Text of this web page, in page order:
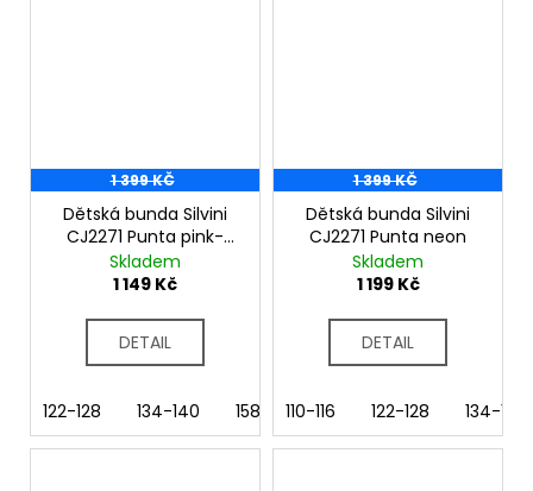
1 399 KČ
Dětská bunda Silvini
CJ2271 Punta pink-
plum
Skladem
1 149 Kč
DETAIL
122-128 134-140 158-164
1 399 KČ
Dětská bunda Silvini
CJ2271 Punta neon
Skladem
1 199 Kč
DETAIL
110-116 122-128 134-140